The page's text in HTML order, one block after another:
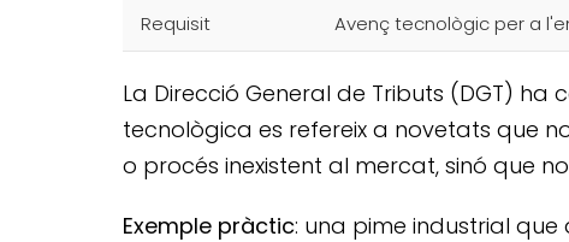
Requisit Avenç tecnològic per a
La Direcció General de Tributs (DGT)
tecnològica es refereix a novetats que
o procés inexistent al mercat, sinó que
Exemple pràctic: una pime industrial